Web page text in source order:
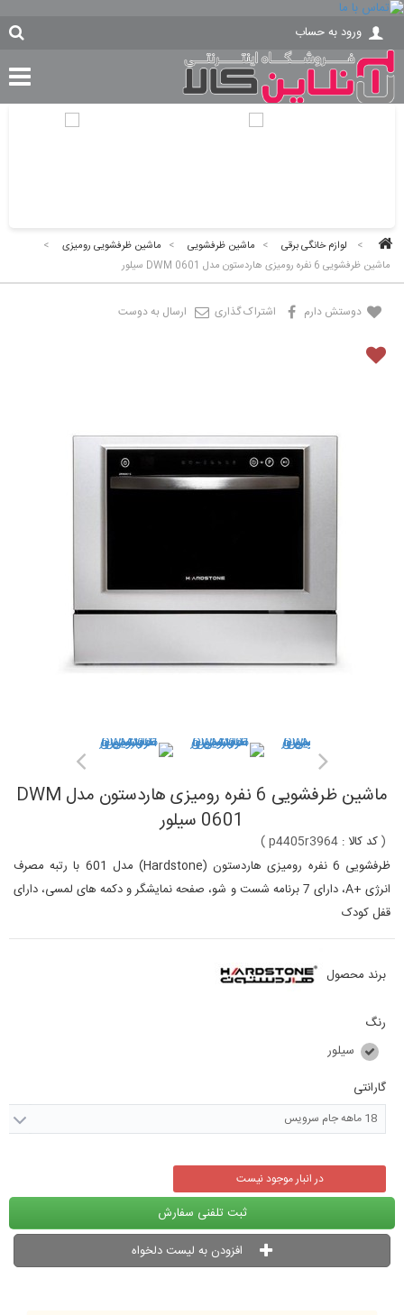
ورود به حساب
> لوازم خانگی برقی > ماشین ظرفشویی > ماشین ظرفشویی رومیزی
>
ماشین ظرفشویی 6 نفره رومیزی هاردستون مدل DWM 0601 سیلور
دوستش دارم اشتراک گذاری ارسال به دوست
ماشین ظرفشویی 6 نفره رومیزی هاردستون مدل DWM
0601 سیلور
(کد کالا : p4405r3964
)
ظرفشویی 6 نفره رومیزی هاردستون (Hardstone) مدل 601
با رتبه مصرف
انرژی +A،
دارای 7 برنامه شست و شو، صفحه نمایشگر و دکمه های لمسی، دارای
قفل کودک
برند محصول
رنگ
سیلور
گارانتی
18 ماهه جام سرویس
در انبار موجود نیست
ثبت تلفنی سفارش
افزودن به لیست دلخواه